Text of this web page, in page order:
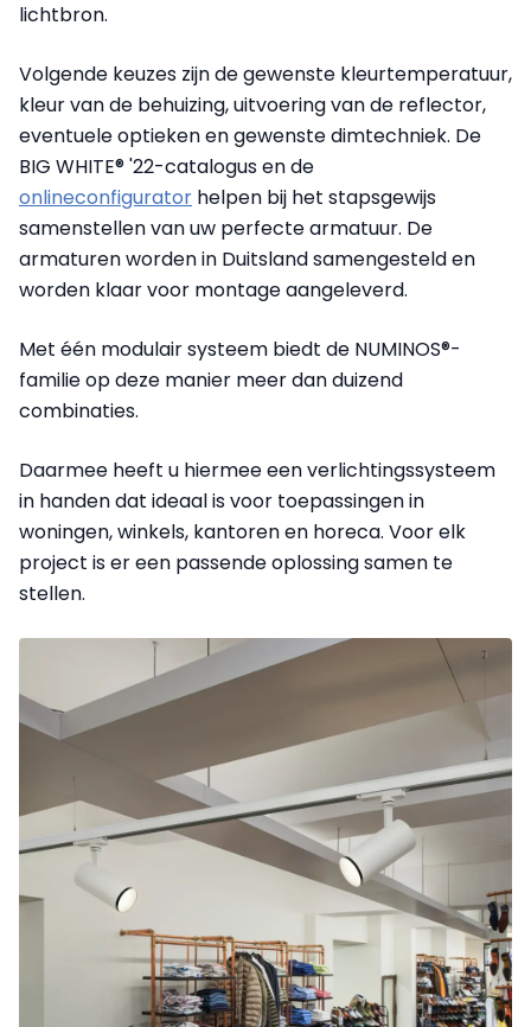
lichtbron.
Volgende keuzes zijn de gewenste kleurtemperatuur,
kleur van de behuizing, uitvoering van de reflector,
eventuele optieken en gewenste dimtechniek. De
BIG WHITE® '22-catalogus en de
onlineconfigurator helpen bij het stapsgewijs
samenstellen van uw perfecte armatuur. De
armaturen worden in Duitsland samengesteld en
worden klaar voor montage aangeleverd.
Met één modulair systeem biedt de NUMINOS®-
familie op deze manier meer dan duizend
combinaties.
Daarmee heeft u hiermee een verlichtingssysteem
in handen dat ideaal is voor toepassingen in
woningen, winkels, kantoren en horeca. Voor elk
project is er een passende oplossing samen te
stellen.